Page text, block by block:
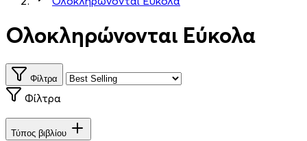
Ολοκληρώνονται Εύκολα
Φίλτρα
Φίλτρα
Τύπος βιβλίου